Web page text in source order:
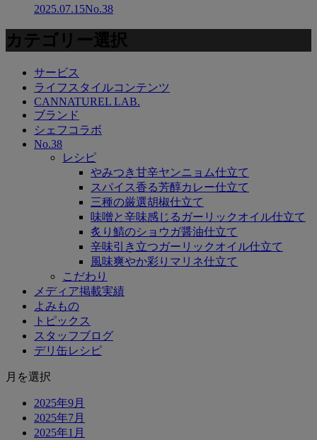
2025.07.15No.38
カテゴリー選択
サービス
ライフスタイルコンテンツ
CANNATUREL LAB.
ブランド
シェフコラボ
No.38
レシピ
やみつき甘辛ヤンニョム仕立て
スパイス香る芳醇カレー仕立て
三種の厳選胡椒仕立て
味噌と辛味感じるガーリックオイル仕立て
炙り鯖のショウガ醤油仕立て
辛味引き立つガーリックオイル仕立て
風味爽やか彩りマリネ仕立て
こだわり
メディア掲載実績
よみもの
トピックス
スタッフブログ
デリ缶レシピ
月を選択
2025年9月
2025年7月
2025年1月